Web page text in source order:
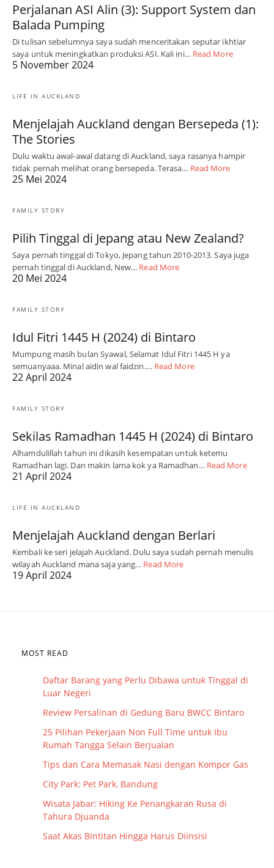
Perjalanan ASI Alin (3): Support System dan
Balada Pumping
Di tulisan sebelumnya saya sudah menceritakan seputar ikhtiar
saya untuk meningkatkan produksi ASI. Kali ini… Read More
5 November 2024
LIFE IN AUCKLAND
Menjelajah Auckland dengan Bersepeda (1):
The Stories
Dulu waktu awal-awal datang di Auckland, saya rasanya hampir
tidak pernah melihat orang bersepeda. Terasa… Read More
25 Mei 2024
FAMILY STORY
Pilih Tinggal di Jepang atau New Zealand?
Saya pernah tinggal di Tokyo, Jepang tahun 2010-2013. Saya juga
pernah tinggal di Auckland, New… Read More
20 Mei 2024
FAMILY STORY
Idul Fitri 1445 H (2024) di Bintaro
Mumpung masih bulan Syawal, Selamat Idul Fitri 1445 H ya
semuanyaaa. Minal aidin wal faidzin.… Read More
22 April 2024
FAMILY STORY
Sekilas Ramadhan 1445 H (2024) di Bintaro
Alhamdulillah tahun ini dikasih kesempatan untuk ketemu
Ramadhan lagi. Dan makin lama kok ya Ramadhan… Read More
21 April 2024
LIFE IN AUCKLAND
Menjelajah Auckland dengan Berlari
Kembali ke seri jelajah Auckland. Dulu saya sudah pernah menulis
wilayah Auckland mana saja yang… Read More
19 April 2024
MOST READ
Daftar Barang yang Perlu Dibawa untuk Tinggal di
Luar Negeri
Review Persalinan di Gedung Baru BWCC Bintaro
25 Pilihan Pekerjaan Non Full Time untuk Ibu
Rumah Tangga Selain Berjualan
Tips dan Cara Memasak Nasi dengan Kompor Gas
City Park: Pet Park, Bandung
Wisata Jabar: Hiking Ke Penangkaran Rusa di
Tahura Djuanda
Saat Akas Bintitan Hingga Harus Diinsisi